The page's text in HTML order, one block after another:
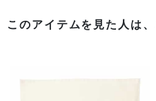
このアイテムを見た人は